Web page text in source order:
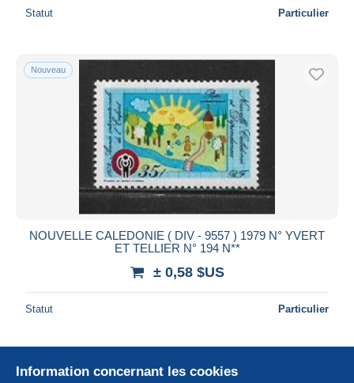
Statut Particulier
Nouveau
NOUVELLE CALEDONIE ( DIV - 9557 ) 1979 N° YVERT
ET TELLIER N° 194 N**
± 0,58 $US
Statut Particulier
Nouveau
Information concernant les cookies